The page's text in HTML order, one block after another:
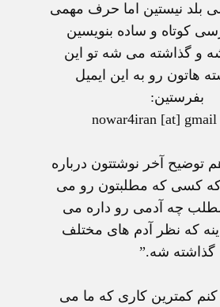
بلد نيستين اما حرف مهمی
کوتاه و ساده بنويسين
و گذاشته می شه تو اين
هاتون رو به اين ايميل
بفرستين:
nowar4iran [at]
توضيح آخر نوشتتون درباره
که کسی که مطلبتون رو می
چه آدمی رو داره می
که نظر آدم های مختلف
گذاشته شه.”
کمترين کاری که ما می